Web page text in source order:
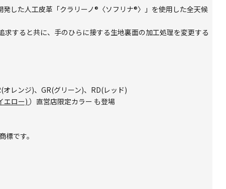
した人工皮革「クラリーノ®〈ソフリナ®〉」を使用した全天候
すると共に、手のひらに接する生地裏面の加工処理を変更する
レンジ)、GR(グリーン)、RD(レッド)
エロー)）直営店限定カラー も登場
です。